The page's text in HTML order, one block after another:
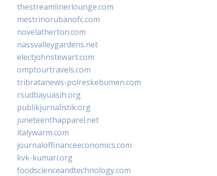
thestreamlinerlounge.com
mestrinorubanofc.com
novelatherton.com
nassvalleygardens.net
electjohnstewart.com
omptourtravels.com
tribratanews-polreskebumen.com
rsudbayuasih.org
publikjurnalistik.org
juneteenthapparel.net
italywarm.com
journaloffinanceeconomics.com
kvk-kumari.org
foodscienceandtechnology.com